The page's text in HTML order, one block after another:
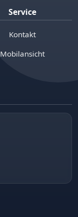
Service
Kontakt
Mobilansicht